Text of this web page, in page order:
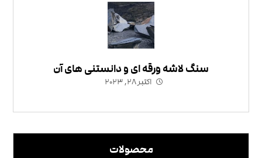
سنگ لاشه ورقه ای و دانستنی های آن
اکتبر ۲۸, ۲۰۲۳
محصولات